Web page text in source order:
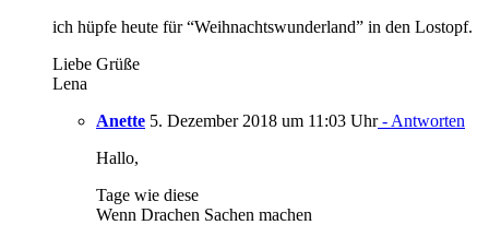
ich hüpfe heute für “Weihnachtswunderland” in den Lostopf.
Liebe Grüße
Lena
Anette 5. Dezember 2018 um 11:03 Uhr- Antworten
Hallo,
Tage wie diese
Wenn Drachen Sachen machen